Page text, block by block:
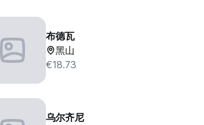
布德瓦
黑山
€18.73
乌尔齐尼